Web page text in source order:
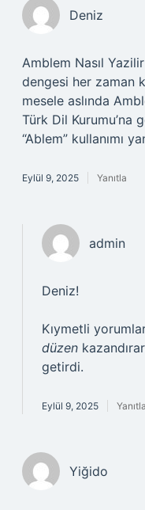
Deniz
Amblem Nasıl
dengesi her zaman
mesele aslında
Türk Dil Kurumu’na
“Ablem” kullanımı
Eylül 9, 2025 Yanıtla
admin
Deniz!
Kıymetli
düzen
getirdi.
Eylül 9, 2025 Yanıtla
Yiğido